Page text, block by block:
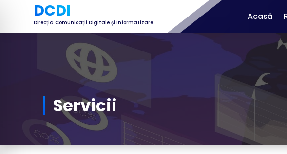
DCDI
Direcția Comunicații Digitale și Informatizare
Acasă
Servicii